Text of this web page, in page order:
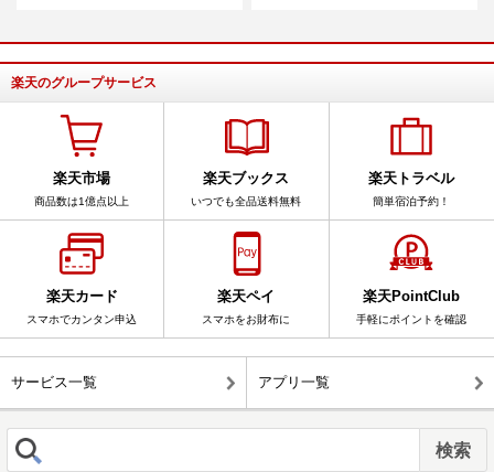
楽天のグループサービス
楽天市場
商品数は1億点以上
楽天ブックス
いつでも全品送料無料
楽天トラベル
簡単宿泊予約！
楽天カード
スマホでカンタン申込
楽天ペイ
スマホをお財布に
楽天PointClub
手軽にポイントを確認
サービス一覧 アプリ一覧